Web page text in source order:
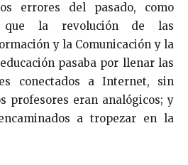
errores del pasado, como
que la revolución de las
y la Comunicación y la
pasaba por llenar las
conectados a Internet, sin
profesores eran analógicos; y
a tropezar en la